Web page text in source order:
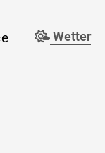
Wetter